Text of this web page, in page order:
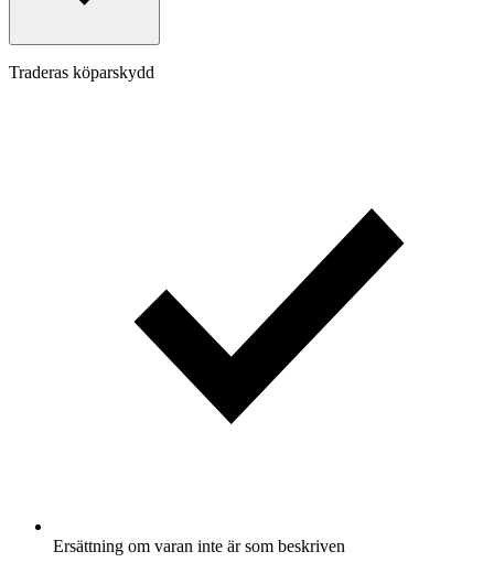
Traderas köparskydd
Ersättning om varan inte är som beskriven